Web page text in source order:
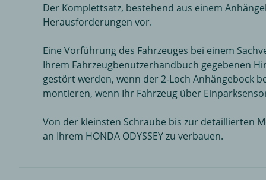
Der Komplettsatz, bestehend aus einem
Herausforderungen vor.
Eine Vorführung des Fahrzeuges bei einem
Ihrem Fahrzeugbenutzerhandbuch gegebenen
gestört werden, wenn der 2-Loch Anhängebock
montieren, wenn Ihr Fahrzeug über
Von der kleinsten Schraube bis zur detaillierten
an Ihrem HONDA ODYSSEY zu verbauen.